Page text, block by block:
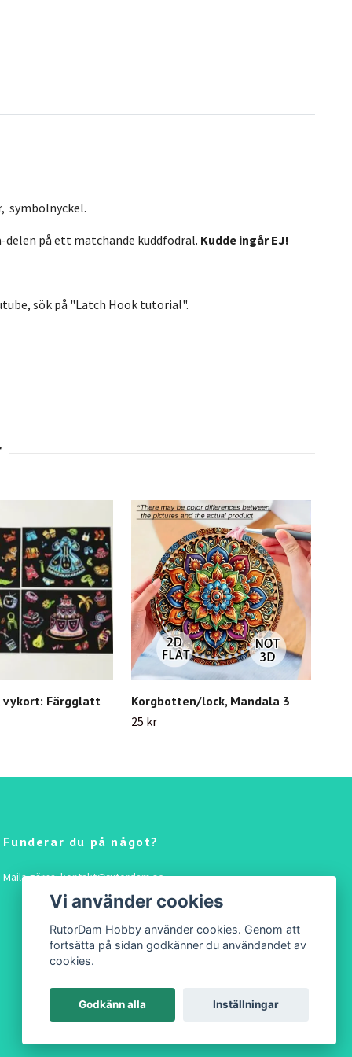
symbolnyckel.
delen på ett matchande kuddfodral. Kudde ingår EJ!
sök på "Latch Hook tutorial".
vykort: Färgglatt
Korgbotten/lock, Mandala 3
25 kr
Funderar du på något?
Maila gärna:kontakt@rutordam.se
Vi använder cookies
RutorDam Hobby använder cookies. Genom att
fortsätta på sidan godkänner du användandet av
cookies.
Godkänn alla Inställningar